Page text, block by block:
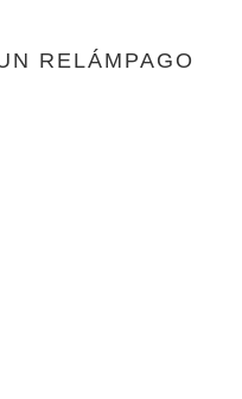
RELÁMPAGO